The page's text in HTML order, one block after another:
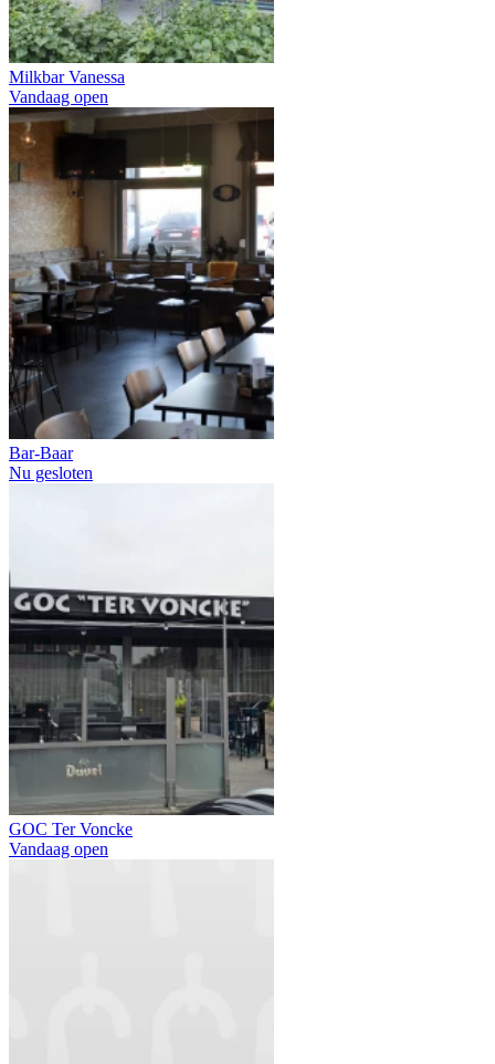
Milkbar Vanessa
Vandaag open
Bar-Baar
Nu gesloten
GOC Ter Voncke
Vandaag open